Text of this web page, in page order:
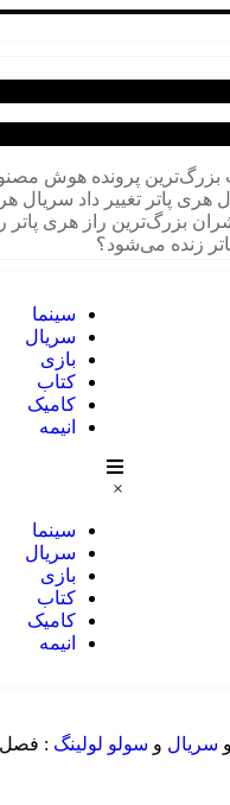
بزرگ‌ترین پرونده هوش
پاتر تغییر داد
بزرگ‌ترین راز هری پاتر
زنده می‌شود؟
سینما
سریال
بازی
کتاب
کامیک
انیمه
×
سینما
سریال
بازی
کتاب
کامیک
انیمه
و سریال و سولو لولینگ : فصل